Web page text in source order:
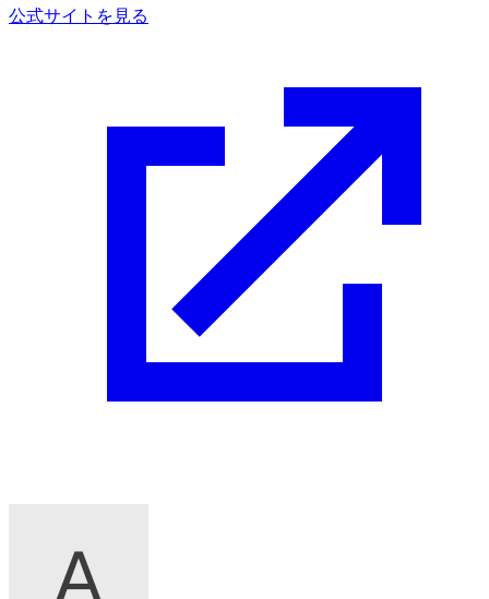
公式サイトを見る